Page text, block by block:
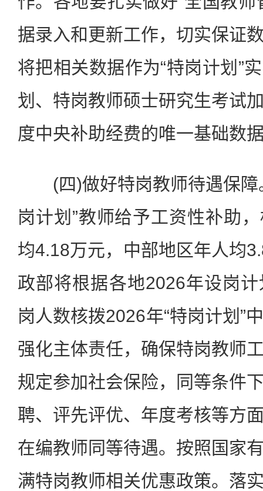
据录入和更新工作，切实保证
将把相关数据作为“特岗计划”
划、特岗教师硕士研究生考试
度中央补助经费的唯一基础数
(四)做好特岗教师待遇保障
岗计划”教师给予工资性补助
均4.18万元，中部地区年人均
政部将根据各地2026年设岗
岗人数核拨2026年“特岗计划”
强化主体责任，确保特岗教师
规定参加社会保险，同等条件
聘、评先评优、年度考核等方
在编教师同等待遇。按照国家
满特岗教师相关优惠政策。落